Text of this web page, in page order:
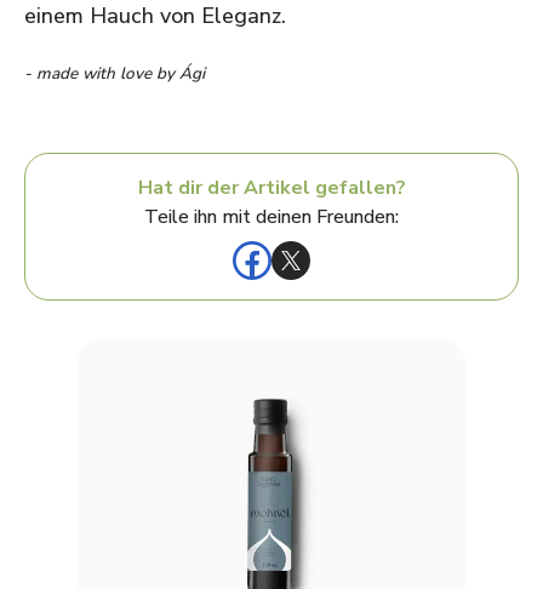
einem Hauch von Eleganz.
- made with love by Ági
Hat dir der Artikel gefallen?
Teile ihn mit deinen Freunden: